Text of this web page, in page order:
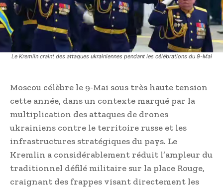
Le Kremlin craint des attaques ukrainiennes pendant les célébrations du 9-Mai
Moscou célèbre le 9-Mai sous très haute tension
cette année, dans un contexte marqué par la
multiplication des attaques de drones
ukrainiens contre le territoire russe et les
infrastructures stratégiques du pays. Le
Kremlin a considérablement réduit l’ampleur du
traditionnel défilé militaire sur la place Rouge,
craignant des frappes visant directement les